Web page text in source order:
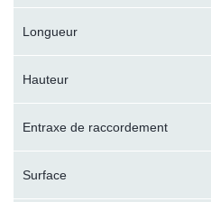
Longueur
Hauteur
Entraxe de raccordement
Surface